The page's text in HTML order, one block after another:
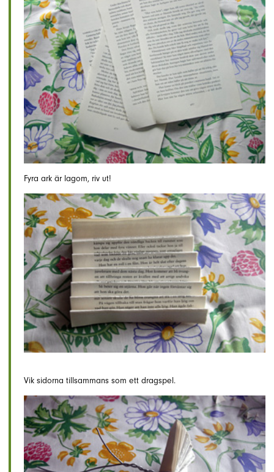
Fyra ark är lagom, riv ut!
Vik sidorna tillsammans som ett dragspel.